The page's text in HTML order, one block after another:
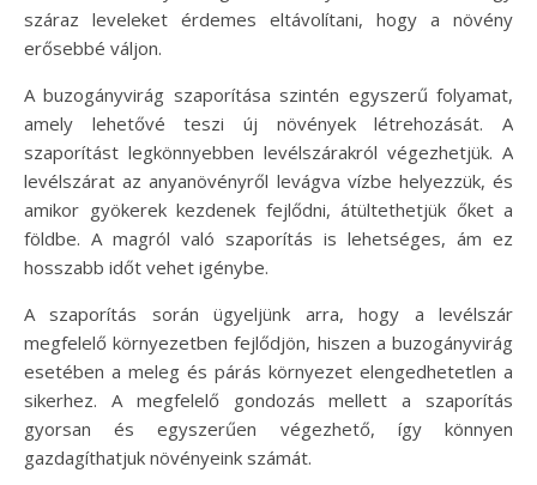
száraz leveleket érdemes eltávolítani, hogy a növény
erősebbé váljon.
A buzogányvirág szaporítása szintén egyszerű folyamat,
amely lehetővé teszi új növények létrehozását. A
szaporítást legkönnyebben levélszárakról végezhetjük. A
levélszárat az anyanövényről levágva vízbe helyezzük, és
amikor gyökerek kezdenek fejlődni, átültethetjük őket a
földbe. A magról való szaporítás is lehetséges, ám ez
hosszabb időt vehet igénybe.
A szaporítás során ügyeljünk arra, hogy a levélszár
megfelelő környezetben fejlődjön, hiszen a buzogányvirág
esetében a meleg és párás környezet elengedhetetlen a
sikerhez. A megfelelő gondozás mellett a szaporítás
gyorsan és egyszerűen végezhető, így könnyen
gazdagíthatjuk növényeink számát.